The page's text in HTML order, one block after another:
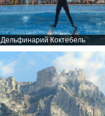
Дельфинарий Коктебель